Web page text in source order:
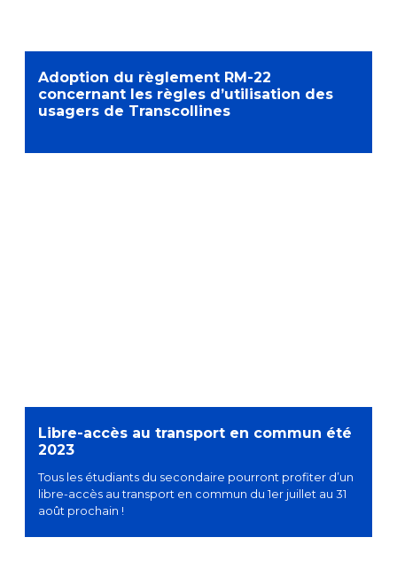
Adoption du règlement RM-22
concernant les règles d’utilisation des
usagers de Transcollines
Libre-accès au transport en commun été
2023
Tous les étudiants du secondaire pourront profiter d’un
libre-accès au transport en commun du 1er juillet au 31
août prochain !